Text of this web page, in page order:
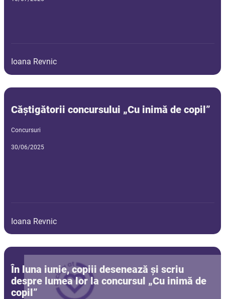
Ioana Revnic
Căștigătorii concursului „Cu inimă de copil”
Concursuri
30/06/2025
Ioana Revnic
În luna iunie, copiii desenează și scriu
despre lumea lor la concursul „Cu inimă de
copil”